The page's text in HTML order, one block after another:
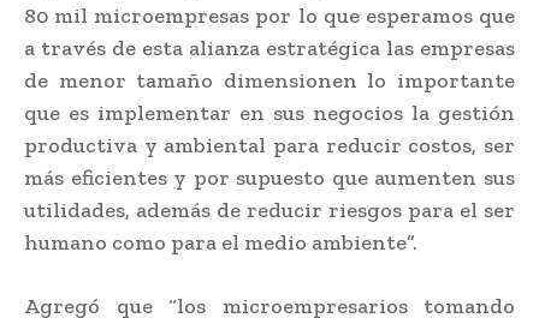
80 mil microempresas por lo que esperamos que
a través de esta alianza estratégica las empresas
de menor tamaño dimensionen lo importante
que es implementar en sus negocios la gestión
productiva y ambiental para reducir costos, ser
más eficientes y por supuesto que aumenten sus
utilidades, además de reducir riesgos para el ser
humano como para el medio ambiente”.
Agregó que “los microempresarios tomando